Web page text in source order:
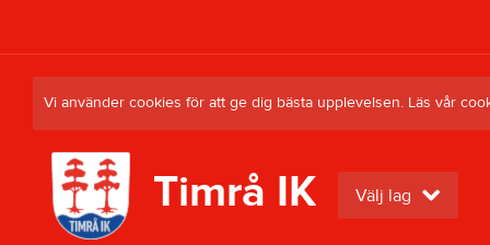
Vi använder cookies för att ge dig bästa upplevelsen. Läs vår
Timrå IK Välj lag